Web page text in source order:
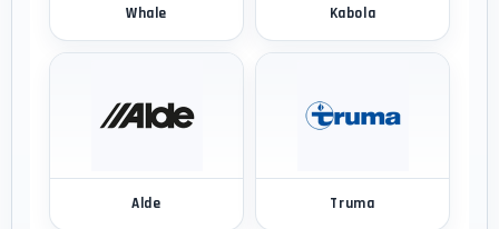
Whale Kabola
Alde Truma